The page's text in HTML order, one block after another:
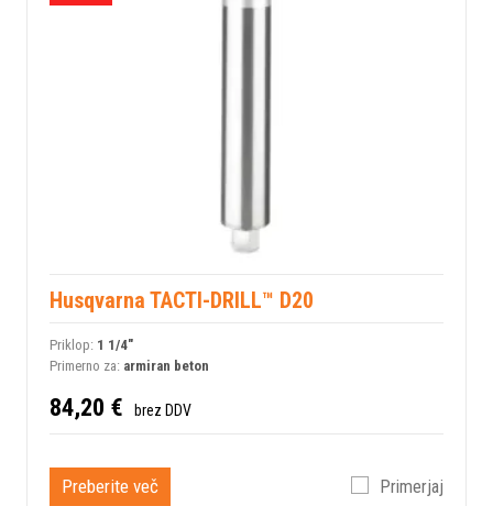
Husqvarna TACTI-DRILL™ D20
Priklop: 1 1/4"
Primerno za: armiran beton
84,20 € brez DDV
Preberite več Primerjaj